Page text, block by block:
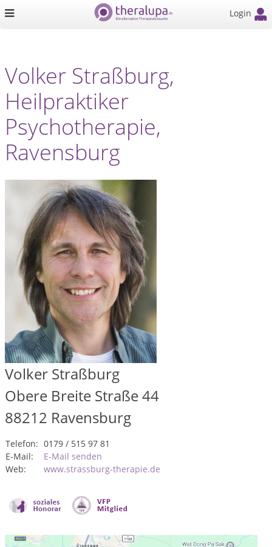
Login
Volker Straßburg,
Heilpraktiker
Psychotherapie,
Ravensburg
Volker Straßburg
Obere Breite Straße 44
88212 Ravensburg
Telefon: 0179 / 515 97 81
E-Mail:
E-Mail senden
Web:
www.strassburg-therapie.de